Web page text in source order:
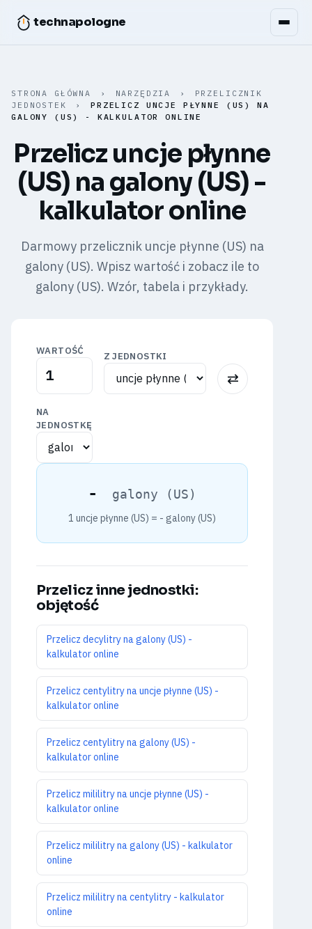
technapologne
STRONA GŁÓWNA › NARZĘDZIA ›
PRZELICZNIK
JEDNOSTEK
›
PRZELICZ UNCJE PŁYNNE (US) NA
GALONY (US) - KALKULATOR ONLINE
Przelicz uncje płynne
(US) na galony (US) -
kalkulator online
Darmowy przelicznik uncje płynne (US) na
galony (US). Wpisz wartość i zobacz ile to
galony (US). Wzór, tabela i przykłady.
WARTOŚĆ
Z JEDNOSTKI
⇅
NA
JEDNOSTKĘ
- galony (US)
1 uncje płynne (US) = - galony (US)
Przelicz inne jednostki:
objętość
Przelicz decylitry na galony (US) -
kalkulator online
Przelicz centylitry na uncje płynne (US) -
kalkulator online
Przelicz centylitry na galony (US) -
kalkulator online
Przelicz mililitry na uncje płynne (US) -
kalkulator online
Przelicz mililitry na galony (US) - kalkulator
online
Przelicz mililitry na centylitry - kalkulator
online